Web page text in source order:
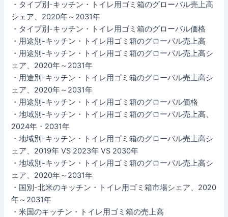
・タイプ別-キッチン・トイレ用ゴミ箱のグローバル売上高
シェア、2020年～2031年
・タイプ別-キッチン・トイレ用ゴミ箱のグローバル価格
・用途別-キッチン・トイレ用ゴミ箱のグローバル売上高
・用途別-キッチン・トイレ用ゴミ箱のグローバル売上高シ
ェア、2020年～2031年
・用途別-キッチン・トイレ用ゴミ箱のグローバル売上高シ
ェア、2020年～2031年
・用途別-キッチン・トイレ用ゴミ箱のグローバル価格
・地域別-キッチン・トイレ用ゴミ箱のグローバル売上高、
2024年・2031年
・地域別-キッチン・トイレ用ゴミ箱のグローバル売上高シ
ェア、2019年 VS 2023年 VS 2030年
・地域別-キッチン・トイレ用ゴミ箱のグローバル売上高シ
ェア、2020年～2031年
・国別-北米のキッチン・トイレ用ゴミ箱市場シェア、2020
年～2031年
・米国のキッチン・トイレ用ゴミ箱の売上高